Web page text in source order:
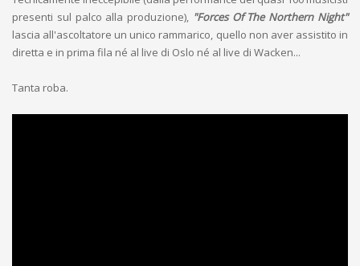
presenti sul palco alla produzione), "Forces Of The Northern Night"
lascia all'ascoltatore un unico rammarico, quello non aver assistito in
diretta e in prima fila né al live di Oslo né al live di Wacken...
Tanta roba.